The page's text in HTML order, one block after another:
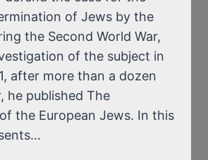
of Jews by the
the Second World War,
of the subject in
after more than a dozen
he published The
the European Jews. In this